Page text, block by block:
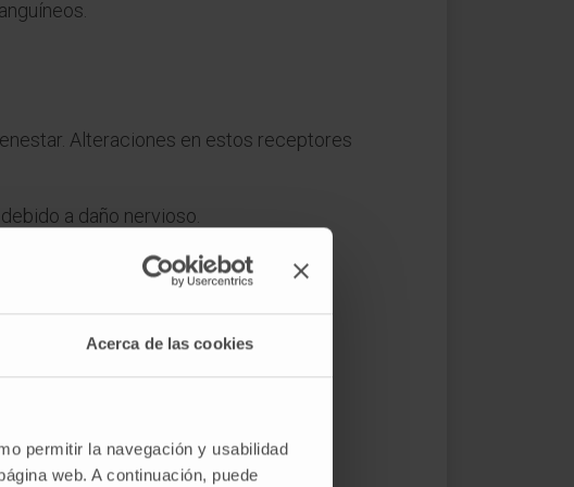
Acerca de las cookies
permitir la navegación y usabilidad
web. A continuación, puede
Alteraciones en estos receptores
a daño nervioso.